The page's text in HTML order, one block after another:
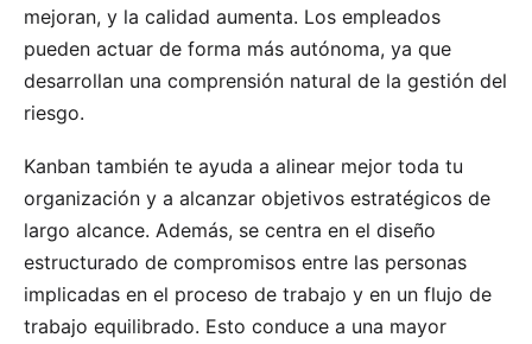
mejoran, y la calidad aumenta. Los empleados
pueden actuar de forma más autónoma, ya que
desarrollan una comprensión natural de la gestión del
riesgo.
Kanban también te ayuda a alinear mejor toda tu
organización y a alcanzar objetivos estratégicos de
largo alcance. Además, se centra en el diseño
estructurado de compromisos entre las personas
implicadas en el proceso de trabajo y en un flujo de
trabajo equilibrado. Esto conduce a una mayor